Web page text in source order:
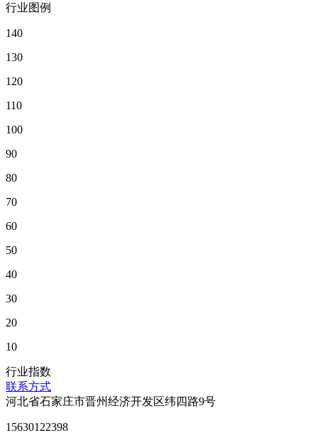
行业图例
140
130
120
110
100
90
80
70
60
50
40
30
20
10
行业指数
联系方式
河北省石家庄市晋州经济开发区纬四路9号
15630122398